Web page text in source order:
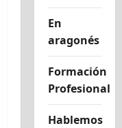
En
aragonés
Formación
Profesional
Hablemos